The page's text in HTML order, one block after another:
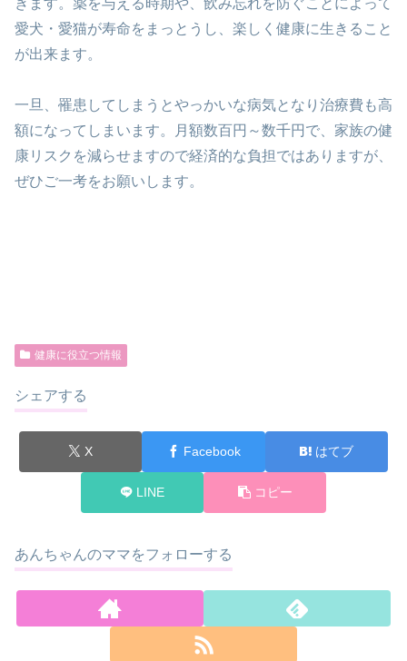
愛犬・愛猫が寿命をまっとうし、楽しく健康に生きること
が出来ます。
一旦、罹患してしまうとやっかいな病気となり 治療費も高
額になってしまいます。
月額数百円～数千円で、家族の健
康リスクを減らせますので経済的な負担ではありますが、
ぜひご一考をお願いします。
健康に役立つ情報
シェアする
X Facebook はてブ
LINE コピー
あんちゃんのママをフォローする